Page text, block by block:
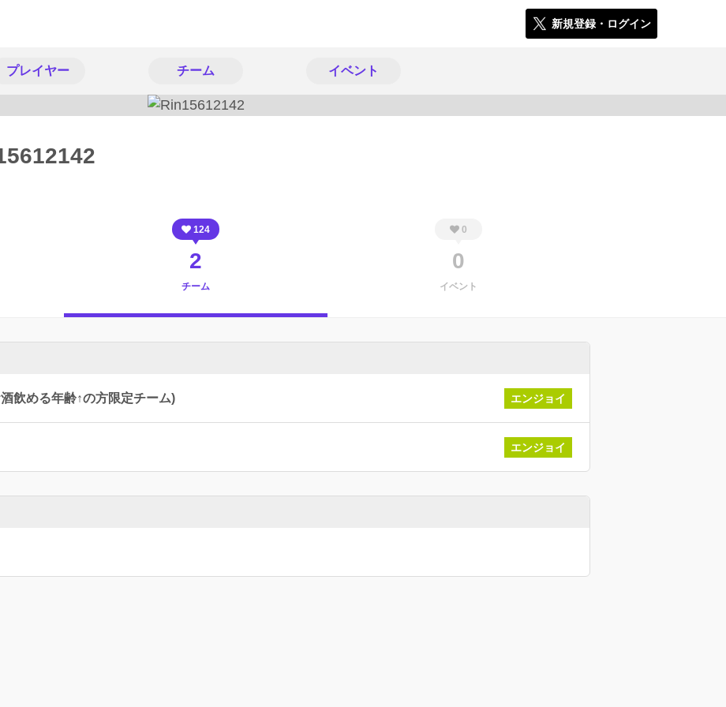
新規登録・ログイン
プレイヤー チーム イベント
124
2
チーム
0
0
イベント
飲める年齢↑の方限定チーム) エンジョイ
エンジョイ